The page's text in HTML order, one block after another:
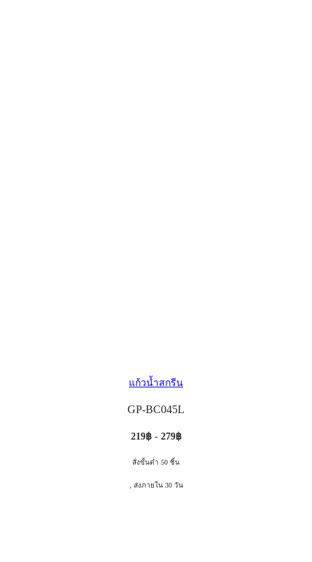
แก้วน้ำสกรีน
GP-BC045L
219฿ - 279฿
สั่งขั้นต่ำ 50 ชิ้น
, ส่งภายใน 30 วัน